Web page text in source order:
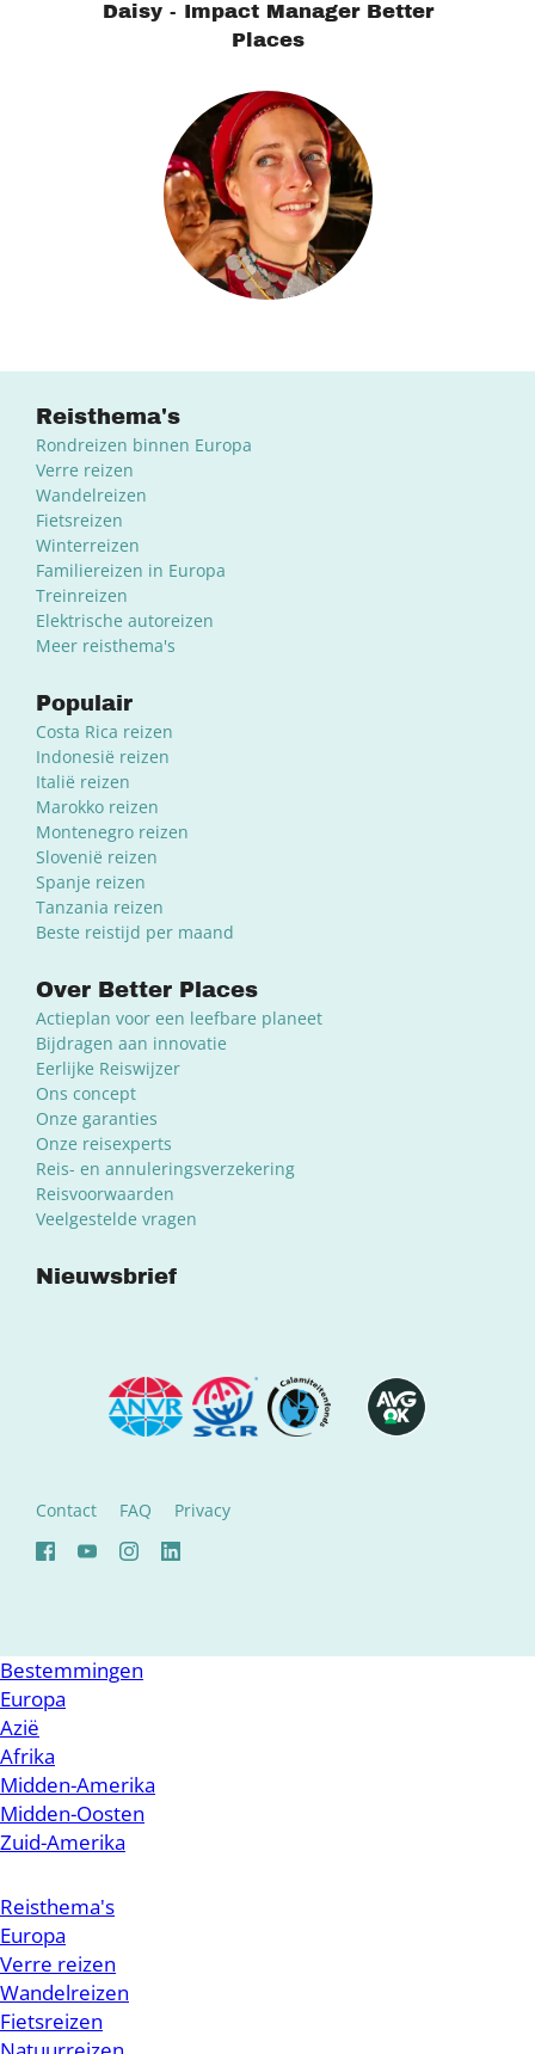
Daisy - Impact Manager Better
Places
Reisthema's
Rondreizen binnen Europa
Verre reizen
Wandelreizen
Fietsreizen
Winterreizen
Familiereizen in Europa
Treinreizen
Elektrische autoreizen
Meer reisthema's
Populair
Costa Rica reizen
Indonesië reizen
Italië reizen
Marokko reizen
Montenegro reizen
Slovenië reizen
Spanje reizen
Tanzania reizen
Beste reistijd per maand
Over Better Places
Actieplan voor een leefbare planeet
Bijdragen aan innovatie
Eerlijke Reiswijzer
Ons concept
Onze garanties
Onze reisexperts
Reis- en annuleringsverzekering
Reisvoorwaarden
Veelgestelde vragen
Nieuwsbrief
Contact FAQ Privacy
Bestemmingen
Europa
Azië
Afrika
Midden-Amerika
Midden-Oosten
Zuid-Amerika
Reisthema's
Europa
Verre reizen
Wandelreizen
Fietsreizen